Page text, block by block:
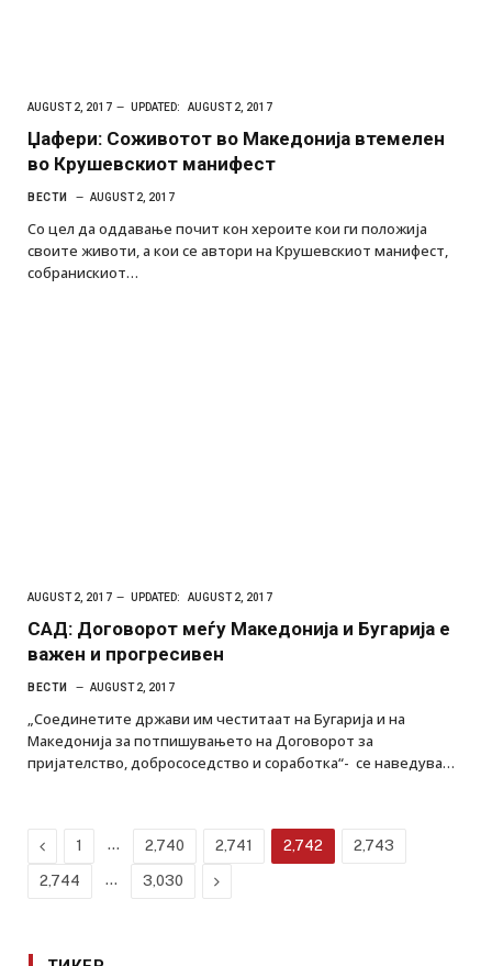
AUGUST 2, 2017 UPDATED: AUGUST 2, 2017
Џафери: Соживотот во Македонија втемелен
во Крушевскиот манифест
ВЕСТИ AUGUST 2, 2017
Со цел да оддавање почит кон хероите кои ги положија
своите животи, а кои се автори на Крушевскиот манифест,
собранискиот…
AUGUST 2, 2017 UPDATED: AUGUST 2, 2017
САД: Договорот меѓу Македонија и Бугарија е
важен и прогресивен
ВЕСТИ AUGUST 2, 2017
„Соединетите држави им честитаат на Бугарија и на
Македонија за потпишувањето на Договорот за
пријателство, добрососедство и соработка“- се наведува…
Previous
1 … 2,740 2,741 2,742 2,743
2,744 … 3,030 Next